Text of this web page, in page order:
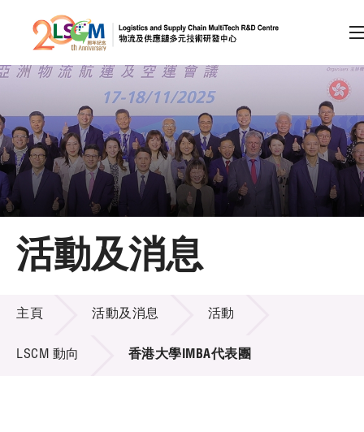
跳到內容（按回車鍵）
會員登入
A A EN 繁 简
主頁
關於LSCM
技術商品化
項目及資助計劃
活動及消息
活動及消息
活動及消息
主頁 活動及消息 活動
LSCM 動向 香港大學IMBA代表團